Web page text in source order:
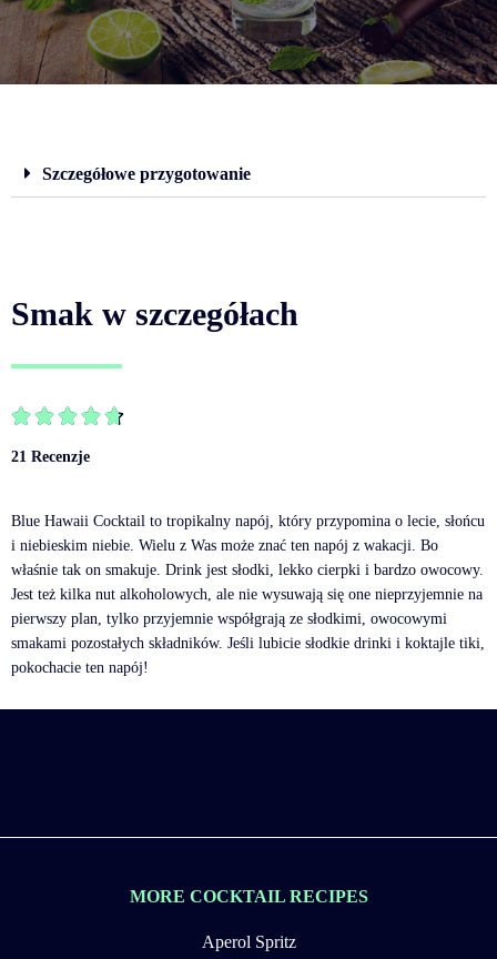
Szczegółowe przygotowanie
Smak w szczegółach

21 Recenzje
Blue Hawaii Cocktail to tropikalny napój, który przypomina o lecie, słońcu
i niebieskim niebie. Wielu z Was może znać ten napój z wakacji. Bo
właśnie tak on smakuje. Drink jest słodki, lekko cierpki i bardzo owocowy.
Jest też kilka nut alkoholowych, ale nie wysuwają się one nieprzyjemnie na
pierwszy plan, tylko przyjemnie współgrają ze słodkimi, owocowymi
smakami pozostałych składników. Jeśli lubicie słodkie drinki i koktajle tiki,
pokochacie ten napój!
MORE COCKTAIL RECIPES
Aperol Spritz